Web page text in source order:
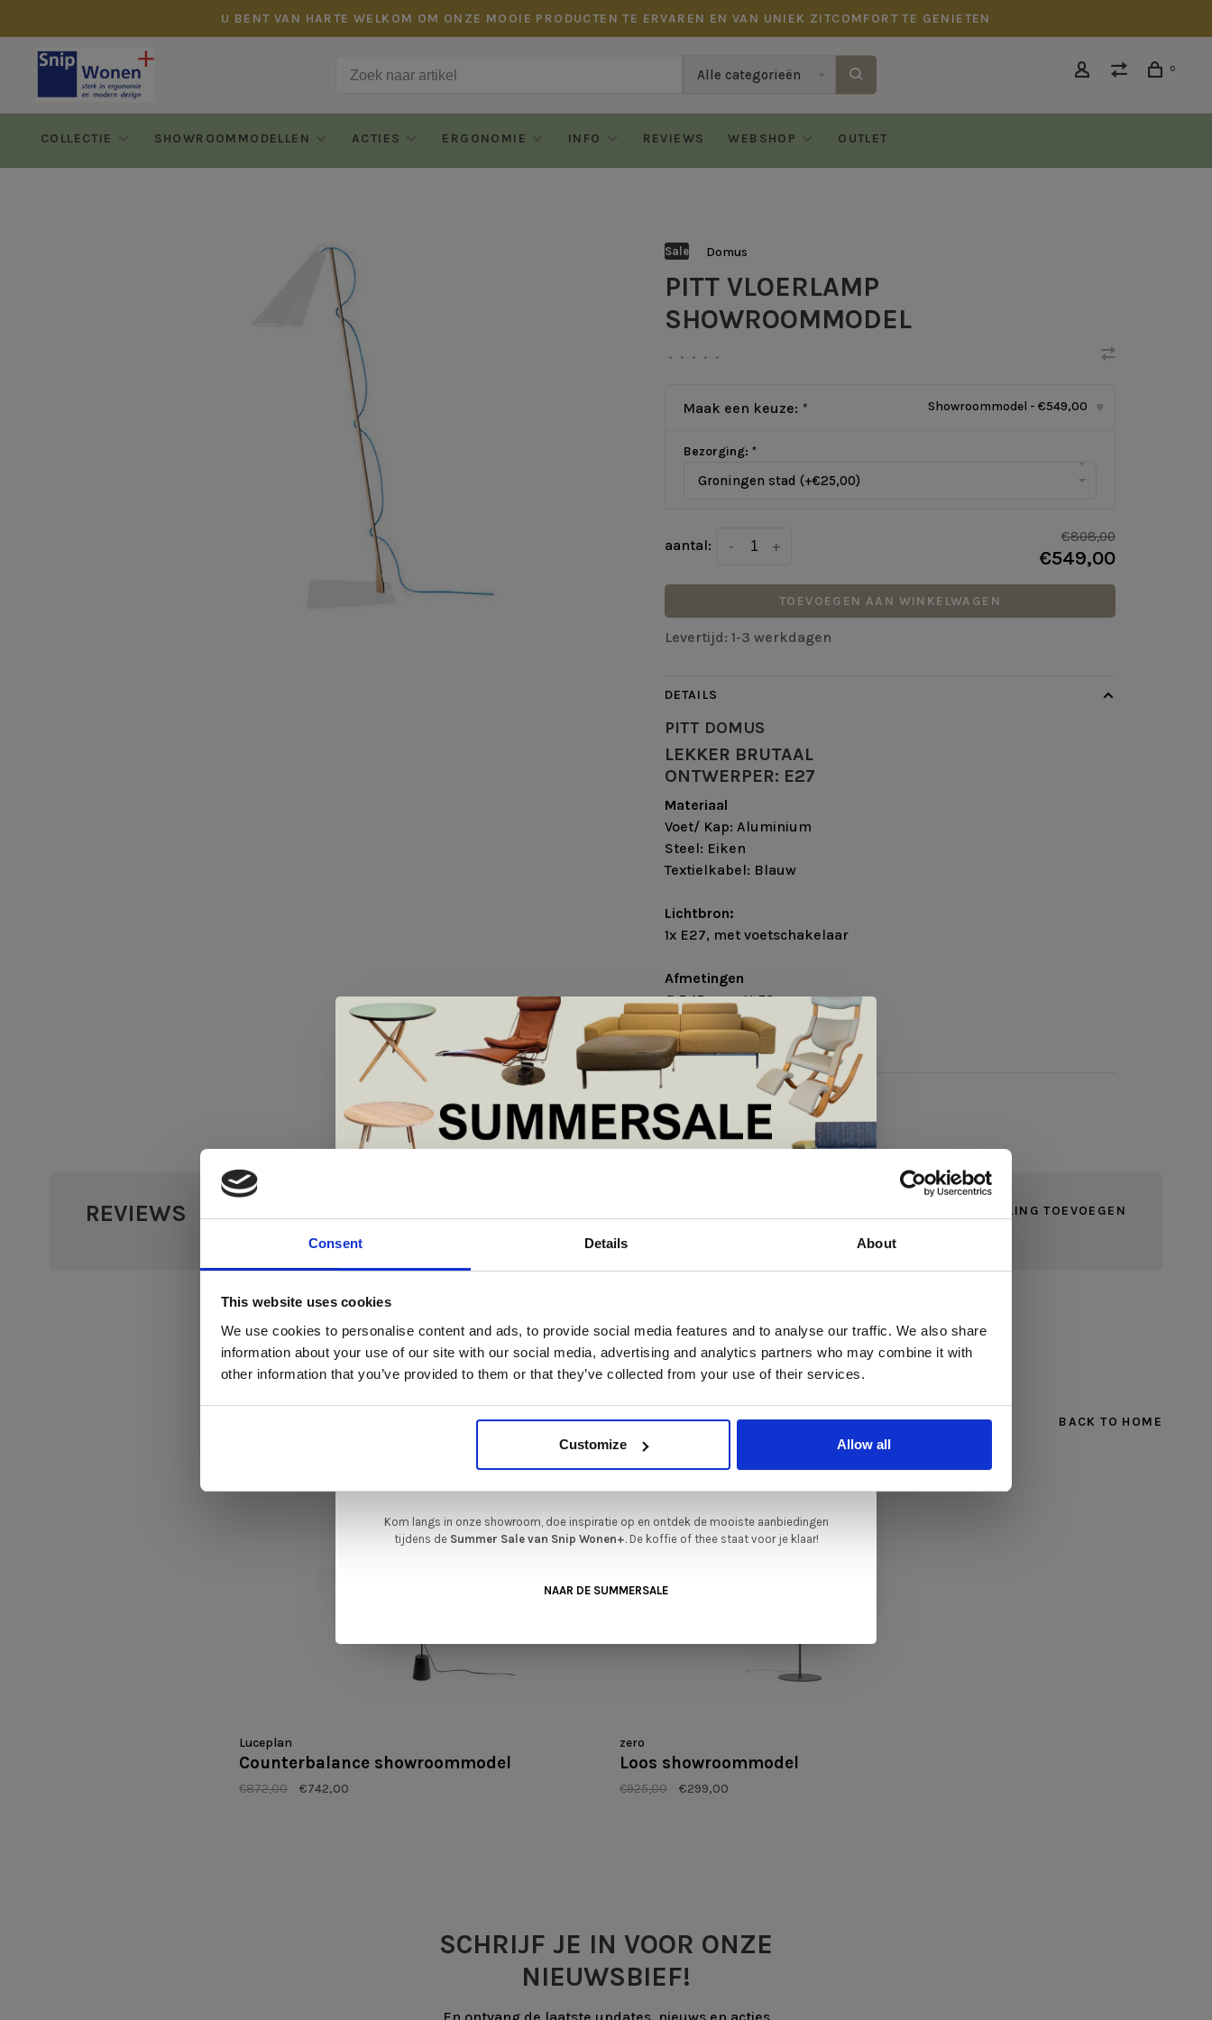
Consent Details About
This website uses cookies
We use cookies to personalise content and ads, to provide social media features and to analyse our traffic. We also share
information about your use of our site with our social media, advertising and analytics partners who may combine it with
other information that you’ve provided to them or that they’ve collected from your use of their services.
Customize Allow all
U BENT VAN HARTE WELKOM OM ONZE MOOIE PRODUCTEN TE ERVAREN EN VAN UNIEK ZITCOMFORT TE GENIETEN
Alle categorieën 0
COLLECTIE SHOWROOMMODELLEN ACTIES ERGONOMIE INFO REVIEWS WEBSHOP OUTLET
Sale Domus
PITT VLOERLAMP
SHOWROOMMODEL
• • • • •
Maak een keuze: * Showroommodel - €549,00 ▾
Bezorging: *
Groningen stad (+€25,00)
▾
aantal: +
-
€808,00
€549,00
TOEVOEGEN AAN WINKELWAGEN
Levertijd: 1-3 werkdagen
DETAILS
PITT DOMUS
LEKKER BRUTAAL
ONTWERPER: E27
Materiaal
Voet/ Kap: Aluminium
Steel: Eiken
Textielkabel: Blauw
Lichtbron:
1x E27, met voetschakelaar
Afmetingen
Ø 5-15 cm x H 52cm
REVIEWS JE BEOORDELING TOEVOEGEN
GERELATEERDE PRODUCTEN
BACK TO HOME
Luceplan
Counterbalance showroommodel
€872,00 €742,00
zero
Loos showroommodel
€925,00 €299,00
SCHRIJF JE IN VOOR ONZE
NIEUWSBIEF!
De Summer Sale bij Snip Wonen+ is gestart!
In onze showroom vind je een uitgebreide selectie designmeubelen van
gerenommeerde Nederlandse en Europese merken. Onder andere showroommodellen
van
Sculptures Jeux Artisanzijn nu extra voordelig
gelegenheid om jouw favoriete designmeubel geheel naar wens samen te stellen,
met de kwaliteit, het comfort en de uitstraling die je van Snip Wonen+ mag
Kom langs in onze showroom, doe inspiratie op en ontdek de mooiste aanbiedingen
tijdens de Summer Sale van Snip Wonen+. De koffie of thee staat voor je klaar!
NAAR DE SUMMERSALE